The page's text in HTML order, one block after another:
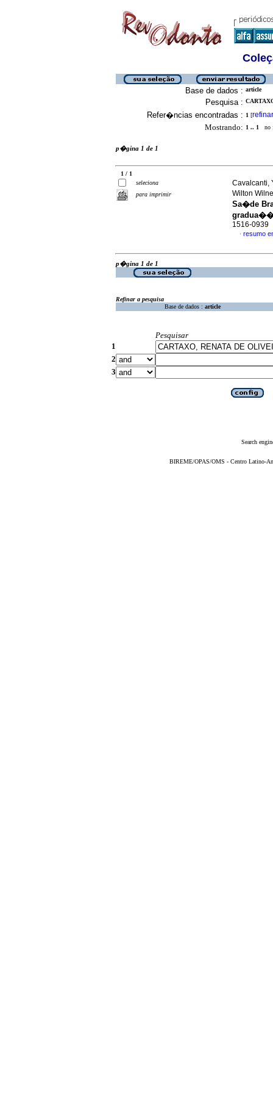
Base de dados : article
Pesquisa :
Refer�ncias encontradas : 1 [refinar
Mostrando: 1 .. 1 no
p�gina 1 de 1
1 / 1
seleciona
para imprimir
Cavalcanti,
Wilton
Sa�de
1516-0939
· resumo
p�gina 1 de 1
Refinar a pesquisa
Base de dados : article
Pesquisar
1
2
3
Search
BIREME/OPAS/OMS - Centro Latino-